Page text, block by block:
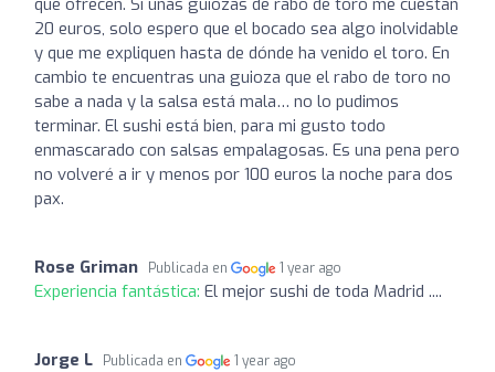
que ofrecen. Si unas guiozas de rabo de toro me cuestan
20 euros, solo espero que el bocado sea algo inolvidable
y que me expliquen hasta de dónde ha venido el toro. En
cambio te encuentras una guioza que el rabo de toro no
sabe a nada y la salsa está mala… no lo pudimos
terminar. El sushi está bien, para mi gusto todo
enmascarado con salsas empalagosas. Es una pena pero
no volveré a ir y menos por 100 euros la noche para dos
pax.
Rose Griman Publicada en 1 year ago
Experiencia fantástica: El mejor sushi de toda Madrid ....
Jorge L Publicada en 1 year ago